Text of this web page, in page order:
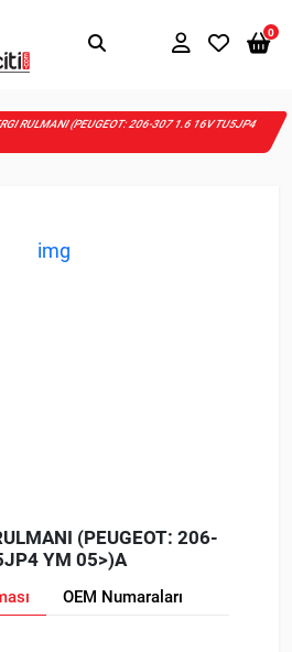
0
RULMANI (PEUGEOT: 206-307 1.6 16V TU5JP4
(PEUGEOT: 206-
YM 05>)A
OEM Numaraları